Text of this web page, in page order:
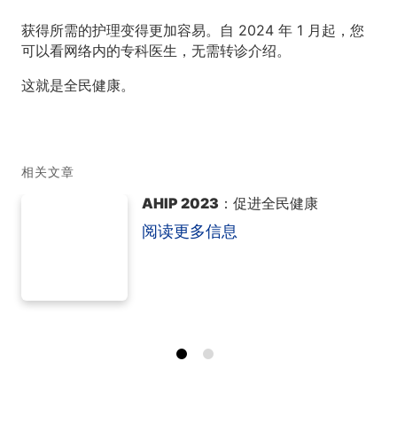
获得所需的护理变得更加容易。自 2024 年 1 月起，您
可以看网络内的专科医生，无需转诊介绍。
这就是全民健康。
相关文章
AHIP 2023：促进全民健康
阅读更多信息